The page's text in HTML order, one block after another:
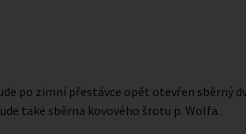
po zimní přestávce opět otevřen sběrný
také sběrna kovového šrotu p. Wolfa.